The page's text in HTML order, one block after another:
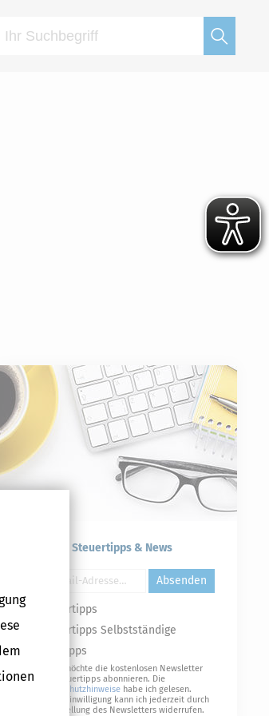
Kostenlose Steuertipps & News
Absenden
Steuertipps
Steuertipps Selbstständige
Geldtipps
Ja, ich möchte die kostenlosen Newsletter
von Steuertipps abonnieren. Die
Datenschutzhinweise habe ich gelesen.
Meine Einwilligung kann ich jederzeit durch
Abbestellung des Newsletters widerrufen.